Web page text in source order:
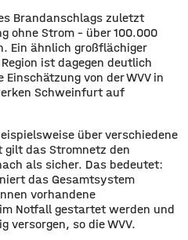
Brandanschlags zuletzt
ohne Strom – über 100.000
Ein ähnlich großflächiger
ist dagegen deutlich
von der WVV in
Schweinfurt auf
über verschiedene
gilt das Stromnetz den
als sicher. Das bedeutet:
das Gesamtsystem
vorhandene
Notfall gestartet werden und
versorgen, so die WVV.